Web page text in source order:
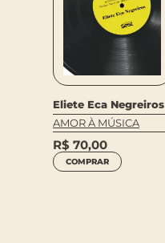
Eliete Eca Negreiros
AMOR À MÚSICA
R$ 70,00
COMPRAR